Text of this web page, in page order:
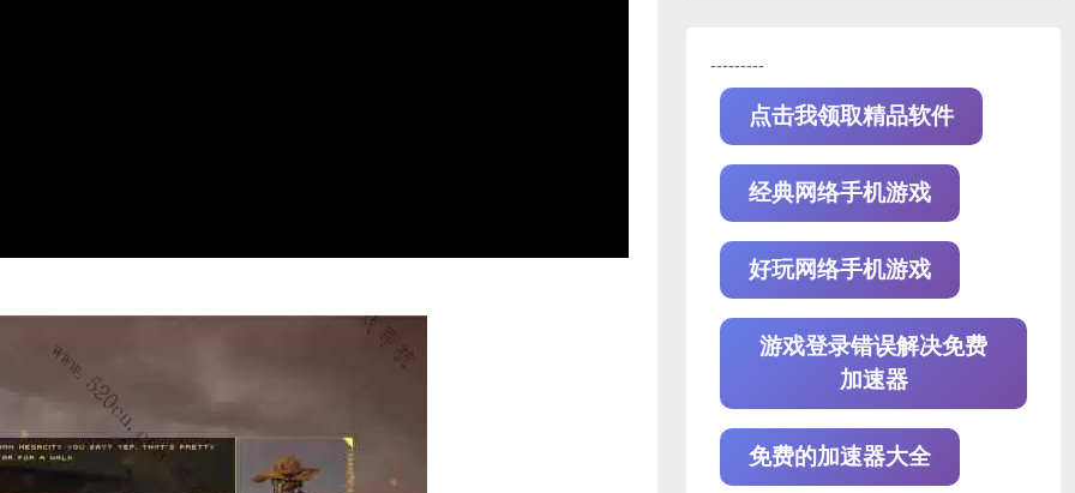
---------
点击我领取精品软件
经典网络手机游戏
好玩网络手机游戏
游戏登录错误解决免费
加速器
免费的加速器大全